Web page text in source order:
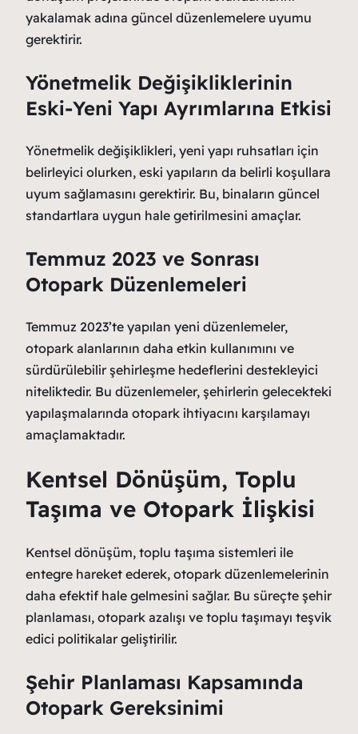
yakalamak adına güncel düzenlemelere uyumu
gerektirir.
Yönetmelik Değişikliklerinin
Eski-Yeni Yapı Ayrımlarına Etkisi
Yönetmelik değişiklikleri, yeni yapı ruhsatları için
belirleyici olurken, eski yapıların da belirli koşullara
uyum sağlamasını gerektirir. Bu, binaların güncel
standartlara uygun hale getirilmesini amaçlar.
Temmuz 2023 ve Sonrası
Otopark Düzenlemeleri
Temmuz 2023’te yapılan yeni düzenlemeler,
otopark alanlarının daha etkin kullanımını ve
sürdürülebilir şehirleşme hedeflerini destekleyici
niteliktedir. Bu düzenlemeler, şehirlerin gelecekteki
yapılaşmalarında otopark ihtiyacını karşılamayı
amaçlamaktadır.
Kentsel Dönüşüm, Toplu
Taşıma ve Otopark İlişkisi
Kentsel dönüşüm, toplu taşıma sistemleri ile
entegre hareket ederek, otopark düzenlemelerinin
daha efektif hale gelmesini sağlar. Bu süreçte şehir
planlaması, otopark azalışı ve toplu taşımayı teşvik
edici politikalar geliştirilir.
Şehir Planlaması Kapsamında
Otopark Gereksinimi